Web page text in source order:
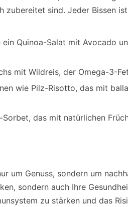
zubereitet sind. Jeder Bissen
Quinoa-Salat mit Avocado
mit Wildreis, der Omega-3-
wie Pilz-Risotto, das mit
Sorbet, das mit natürlichen
um Genuss, sondern um
sondern auch Ihre
zu stärken und das